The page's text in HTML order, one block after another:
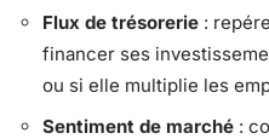
Flux de trésorerie :
financer ses
ou si elle multiplie les
Sentiment de marché :